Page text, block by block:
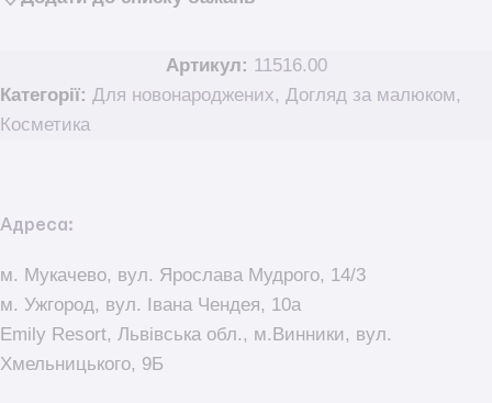
Артикул: 11516.00
Категорії: Для новонароджених, Догляд за малюком,
Косметика
Адреса:
м. Мукачево, вул. Ярослава Мудрого, 14/3
м. Ужгород, вул. Івана Чендея, 10а
Emily Resort, Львівська обл., м.Винники, вул.
Хмельницького, 9Б